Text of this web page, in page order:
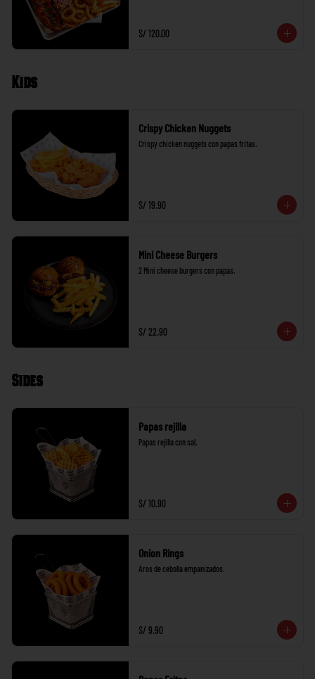
S/ 120.00
Kids
Crispy Chicken Nuggets
Crispy chicken nuggets con papas fritas.
S/ 19.90
Mini Cheese Burgers
2 Mini cheese burgers con papas.
S/ 22.90
Sides
Papas rejilla
Papas rejilla con sal.
S/ 10.90
Onion Rings
Aros de cebolla empanizados.
S/ 9.90